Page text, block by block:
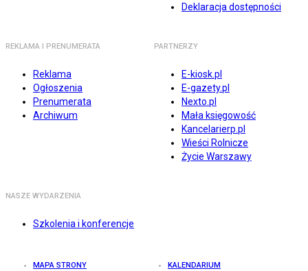
Deklaracja dostępności
REKLAMA I PRENUMERATA
Reklama
Ogłoszenia
Prenumerata
Archiwum
PARTNERZY
E-kiosk.pl
E-gazety.pl
Nexto.pl
Mała księgowość
Kancelarierp.pl
Wieści Rolnicze
Życie Warszawy
NASZE WYDARZENIA
Szkolenia i konferencje
MAPA STRONY KALENDARIUM